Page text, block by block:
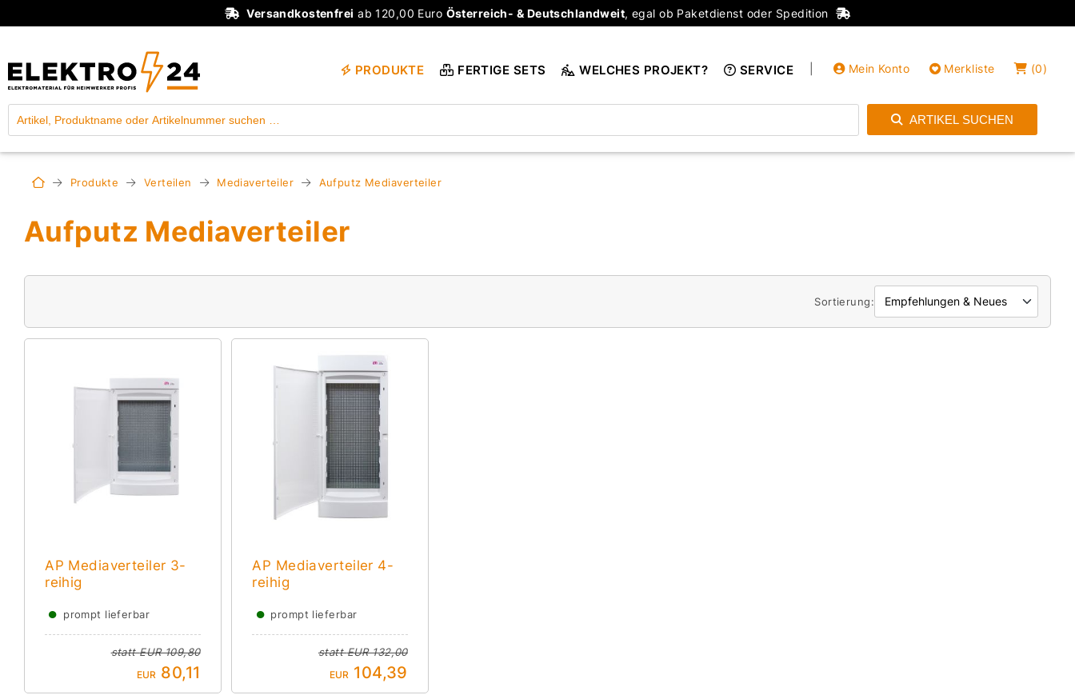
Versandkostenfrei ab 120,00 Euro Österreich- & Deutschlandweit, egal ob Paketdienst oder Spedition
Mein Konto
Einloggen
Merkliste (0)
PRODUKTE FERTIGE SETS WELCHES PROJEKT? SERVICE
ARTIKEL SUCHEN
Produkte Verteilen Mediaverteiler Aufputz Mediaverteiler
Aufputz Mediaverteiler
Sortierung:
AP Mediaverteiler 3-
reihig
● prompt lieferbar
stattEUR 109,80
EUR 80,11
AP Mediaverteiler 4-
reihig
● prompt lieferbar
stattEUR 132,00
EUR 104,39